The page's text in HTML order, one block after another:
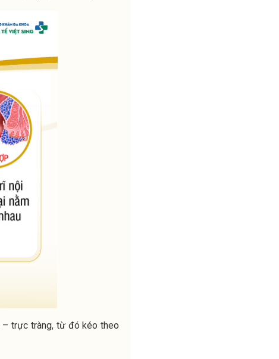
– trực tràng, từ đó kéo theo